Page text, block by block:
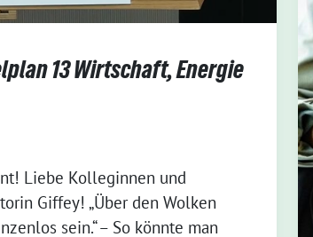
13 Wirtschaft, Energie
Liebe Kolleginnen und
Giffey! „Über den Wolken
sein.“ – So könnte man